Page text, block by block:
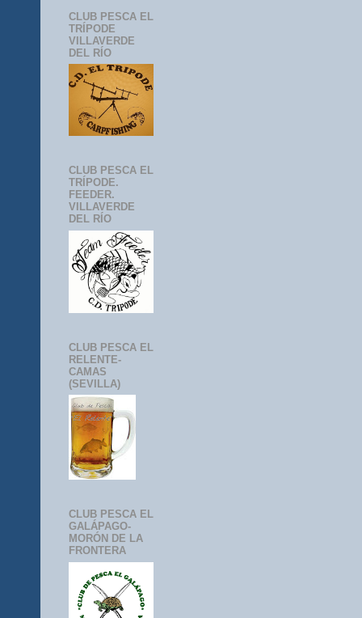
CLUB PESCA EL
TRÍPODE
VILLAVERDE
DEL RÍO
CLUB PESCA EL
TRÍPODE.
FEEDER.
VILLAVERDE
DEL RÍO
CLUB PESCA EL
RELENTE-
CAMAS
(SEVILLA)
CLUB PESCA EL
GALÁPAGO-
MORÓN DE LA
FRONTERA